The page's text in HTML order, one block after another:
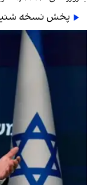
پخش نسخه